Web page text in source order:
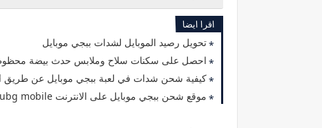
اقرا ايضا
تحويل رصيد الموبايل لشدات ببجي موبايل
احصل على سكنات سلاح وملابس حدث بيضة
كيفية شحن شدات في لعبة ببجي موبايل عن طريق id
موقع شحن ببجي موبايل على الانترنت pubg mobile